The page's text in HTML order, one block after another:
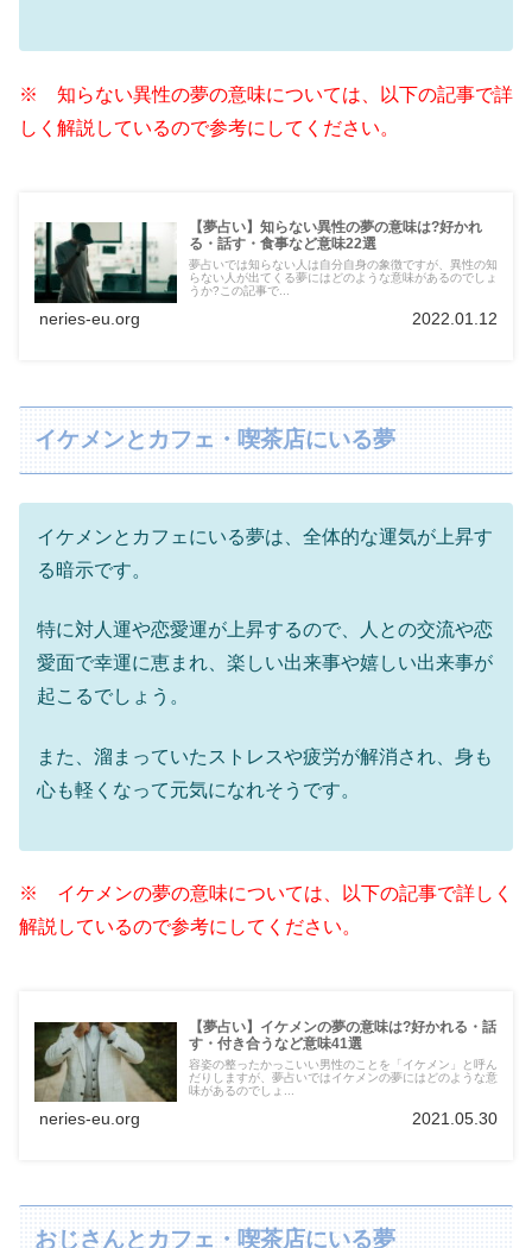
※ 知らない異性の夢の意味については、以下の記事で詳
しく解説しているので参考にしてください。
【夢占い】知らない異性の夢の意味は?好かれ
る・話す・食事など意味22選
夢占いでは知らない人は自分自身の象徴ですが、異性の知
らない人が出てくる夢にはどのような意味があるのでしょ
うか?この記事で...
neries-eu.org 2022.01.12
イケメンとカフェ・喫茶店にいる夢
イケメンとカフェにいる夢は、全体的な運気が上昇す
る暗示です。
特に対人運や恋愛運が上昇するので、人との交流や恋
愛面で幸運に恵まれ、楽しい出来事や嬉しい出来事が
起こるでしょう。
また、溜まっていたストレスや疲労が解消され、身も
心も軽くなって元気になれそうです。
※ イケメンの夢の意味については、以下の記事で詳しく
解説しているので参考にしてください。
【夢占い】イケメンの夢の意味は?好かれる・話
す・付き合うなど意味41選
容姿の整ったかっこいい男性のことを「イケメン」と呼ん
だりしますが、夢占いではイケメンの夢にはどのような意
味があるのでしょ...
neries-eu.org 2021.05.30
おじさんとカフェ・喫茶店にいる夢